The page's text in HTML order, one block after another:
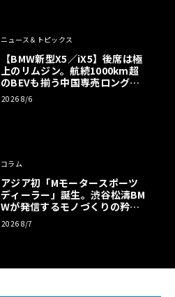
ニュース＆トピックス
【BMW新型X5／iX5】後席は極
上のリムジン。航続1000km超
のBEVも揃う中国専売ロング仕
様の全貌
2026 8/6
コラム
アジア初「Mモータースポーツ
ディーラー」誕生。渋谷松濤BM
Wが発信するモノづくりの矜持
【木下隆之コラム】
2026 8/7